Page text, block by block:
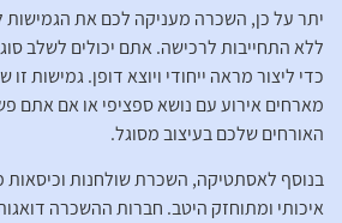
יתר על כן, השכרה מעניקה לכם את הגמישות
ללא התחייבות לרכישה. אתם יכולים לשלב
כדי ליצור מראה ייחודי ויוצא דופן. גמישות
מארחים אירוע עם נושא ספציפי או אם אתם
האורחים שלכם בעיצוב מסוגל.
בנוסף לאסתטיקה, השכרת שולחנות
איכותי ומתוחזק היטב. חברות ההשכרה